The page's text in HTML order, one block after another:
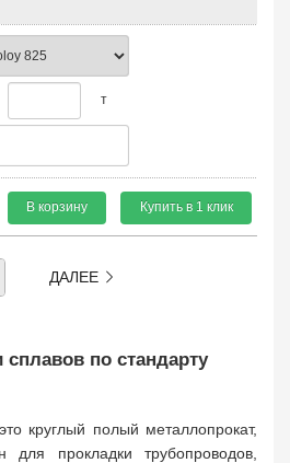
т
В корзину Купить в 1 клик
ДАЛЕЕ
по стандарту
круглый полый металлопрокат,
для прокладки трубопроводов,